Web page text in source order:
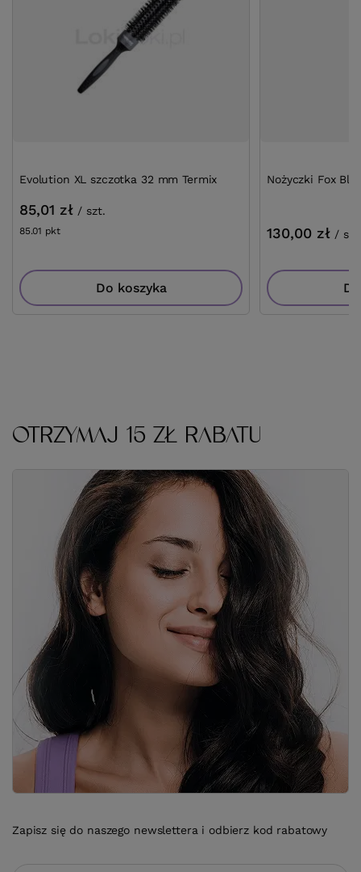
Evolution XL szczotka 32 mm Termix
85,01 zł / szt.
85.01 pktpunktów
Do koszyka
Nożyczki Fox
130,00 zł /
OTRZYMAJ 15 ZŁ RABATU
Zapisz się do naszego newslettera i odbierz kod rabatowy